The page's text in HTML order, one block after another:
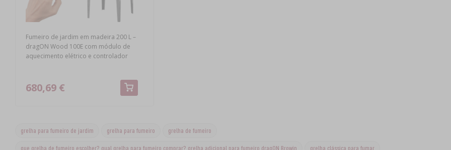
Fumeiro de jardim em madeira 200 L –
dragON Wood 100E com módulo de
aquecimento elétrico e controlador
680,69 €
grelha para fumeiro de jardim grelha para fumeiro grelha de fumeiro
que grelha de fumeiro escolher? qual grelha para fumeiro comprar? grelha adicional para fumeiro dragON Browin grelha clássica para fumar